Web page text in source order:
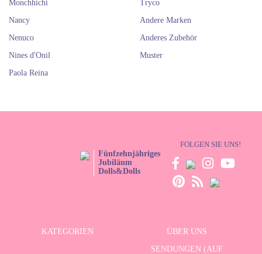
Monchhichi
Nancy
Nenuco
Nines d'Onil
Paola Reina
Tryco
Andere Marken
Anderes Zubehör
Muster
Fünfzehnjähriges
Jubiläum
Dolls&Dolls
FOLGEN SIE UNS!
KATEGORIEN ÜBER UNS
SENDUNGEN (AUF